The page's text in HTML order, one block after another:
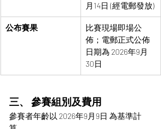
月14日 (經電郵發放)
公布賽果
比賽現場即場公
佈；電郵正式公佈
日期為 2026年9月
30日
三、 參賽組別及費用
參賽者年齡以 2026年9月9日 為基準計